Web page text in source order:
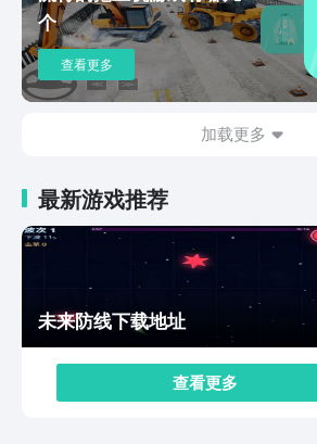
于玩家来说，可以通过强化和镶嵌宝
的属性，这样让职业变得更加的强大。
分享，玩家直接点击上面的链接就能
来说，他们在体验游戏的时候，其实
的具体玩法，这样才能够更好的去体
个
查看更多
加载更多
最新游戏推荐
未来防线下载地址
查看更多